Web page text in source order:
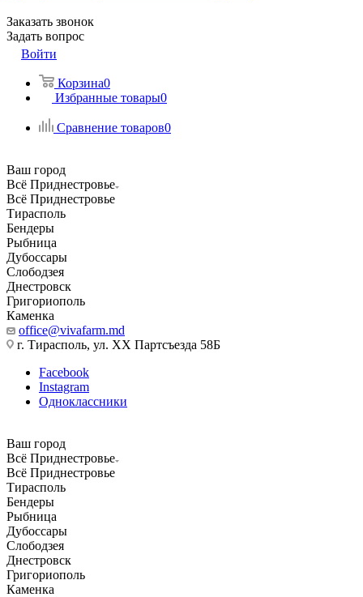
Заказать звонок
Задать вопрос
Войти
Корзина0
Избранные товары0
Сравнение товаров0
Ваш город
Всё Приднестровье
Всё Приднестровье
Тирасполь
Бендеры
Рыбница
Дубоссары
Слободзея
Днестровск
Григориополь
Каменка
office@vivafarm.md
г. Тирасполь, ул. ХХ Партсъезда 58Б
Facebook
Instagram
Одноклассники
Ваш город
Всё Приднестровье
Всё Приднестровье
Тирасполь
Бендеры
Рыбница
Дубоссары
Слободзея
Днестровск
Григориополь
Каменка